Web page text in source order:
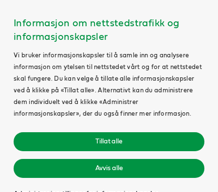
Informasjon om nettstedstrafikk og
informasjonskapsler
Vi bruker informasjonskapsler til å samle inn og analysere
informasjon om ytelsen til nettstedet vårt og for at nettstedet
skal fungere. Du kan velge å tillate alle informasjonskapsler
ved å klikke på «Tillat alle». Alternativt kan du administrere
dem individuelt ved å klikke «Administrer
informasjonskapsler», der du også finner mer informasjon.
Tillat alle
Avvis alle